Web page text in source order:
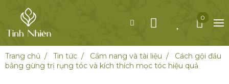
0
Trang chủ Tin tức Cẩm nang và tài liệu
Cách gội đầu
bằng gừng trị rụng tóc và kích thích mọc tóc hiệu quả